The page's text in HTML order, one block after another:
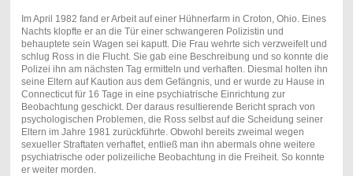
Im April 1982 fand er Arbeit auf einer Hühnerfarm in Croton, Ohio. Eines
Nachts klopfte er an die Tür einer schwangeren Polizistin und
behauptete sein Wagen sei kaputt. Die Frau wehrte sich verzweifelt und
schlug Ross in die Flucht. Sie gab eine Beschreibung und so konnte die
Polizei ihn am nächsten Tag ermitteln und verhaften. Diesmal holten ihn
seine Eltern auf Kaution aus dem Gefängnis, und er wurde zu Hause in
Connecticut für 16 Tage in eine psychiatrische Einrichtung zur
Beobachtung geschickt. Der daraus resultierende Bericht sprach von
psychologischen Problemen, die Ross selbst auf die Scheidung seiner
Eltern im Jahre 1981 zurückführte. Obwohl bereits zweimal wegen
sexueller Straftaten verhaftet, entließ man ihn abermals ohne weitere
psychiatrische oder polizeiliche Beobachtung in die Freiheit. So konnte
er weiter morden.